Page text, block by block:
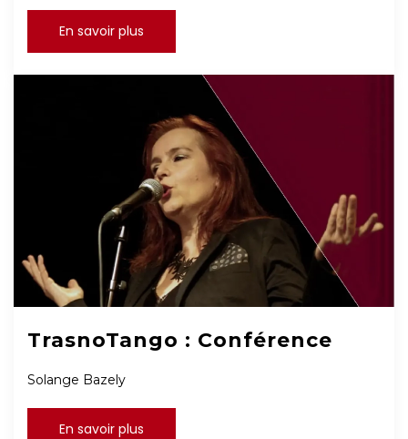
En savoir plus
TrasnoTango : Conférence
Solange Bazely
En savoir plus